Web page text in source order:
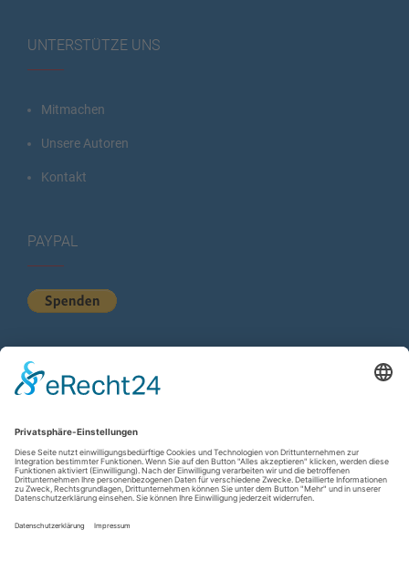
UNTERSTÜTZE UNS
Mitmachen
Unsere Autoren
Kontakt
PAYPAL
KURZSTATISTIK
Total Views:614.217
Besucher gesamt:224.529
Gesamt Beiträge: